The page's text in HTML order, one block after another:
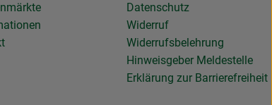
Datenschutz
Widerruf
Widerrufsbelehrung
Hinweisgeber Meldestelle
Erklärung zur Barrierefreiheit